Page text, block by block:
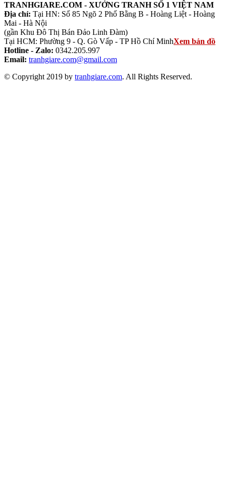
TRANHGIARE.COM - XƯỞNG TRANH SỐ 1 VIỆT NAM
Địa chỉ: Tại HN: Số 85 Ngõ 2 Phố Bằng B - Hoàng Liệt - Hoàng
Mai - Hà Nội
(gần Khu Đô Thị Bán Đảo Linh Đàm)
Tại HCM: Phường 9 - Q. Gò Vấp - TP Hồ Chí MinhXem bản đồ
Hotline - Zalo: 0342.205.997
Email: tranhgiare.com@gmail.com
© Copyright 2019 by tranhgiare.com. All Rights Reserved.